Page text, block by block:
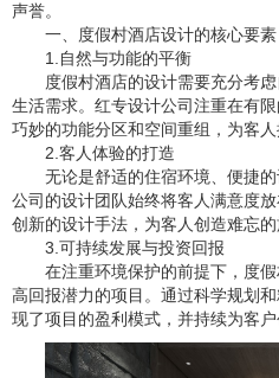
声誉。
一、度假村酒店设计的核心要素
1.自然与功能的平衡
度假村酒店的设计需要充分考
生活需求。红专设计公司注重在有
巧妙的功能分区和空间重组，为客人
2.客人体验的打造
无论是舒适的住宿环境、便捷
公司的设计团队始终将客人满意度
创新的设计手法，为客人创造难忘的
3.可持续发展与投资回报
在注重环境保护的前提下，度
高回报潜力的项目。通过科学规划
现了项目的盈利模式，并持续为客户